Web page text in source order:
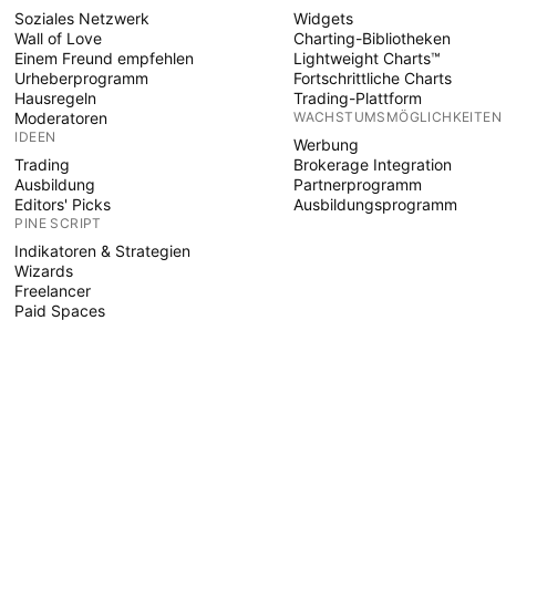
Soziales Netzwerk
Wall of Love
Einem Freund empfehlen
Urheberprogramm
Hausregeln
Moderatoren
IDEEN
Trading
Ausbildung
Editors' Picks
PINE SCRIPT
Indikatoren & Strategien
Wizards
Freelancer
Paid Spaces
Widgets
Charting-Bibliotheken
Lightweight Charts™
Fortschrittliche Charts
Trading-Plattform
WACHSTUMSMÖGLICHKEITEN
Werbung
Brokerage Integration
Partnerprogramm
Ausbildungsprogramm